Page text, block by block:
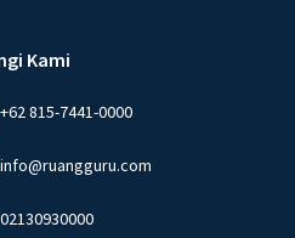
Kami
+62 815-7441-0000
info@ruangguru.com
02130930000